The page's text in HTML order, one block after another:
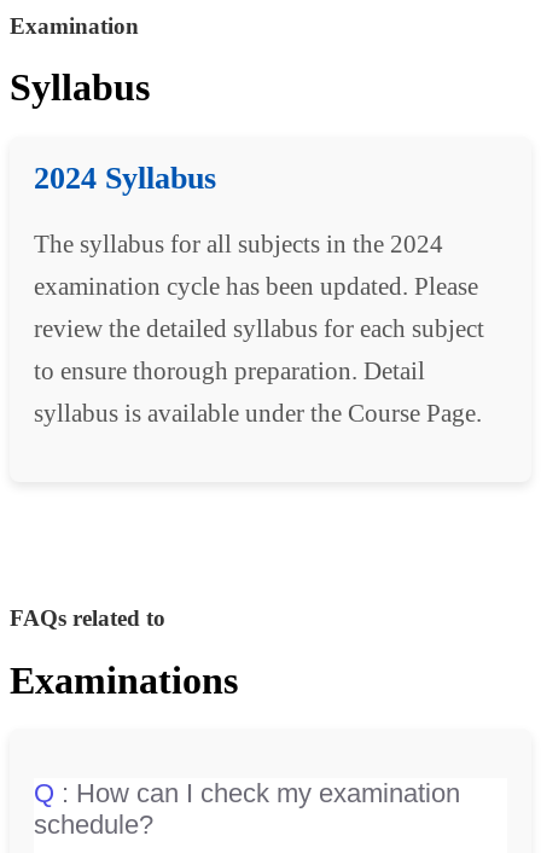
Examination
Syllabus
2024 Syllabus
The syllabus for all subjects in the 2024
examination cycle has been updated. Please
review the detailed syllabus for each subject
to ensure thorough preparation. Detail
syllabus is available under the Course Page.
FAQs related to
Examinations
Q : How can I check my examination
schedule?